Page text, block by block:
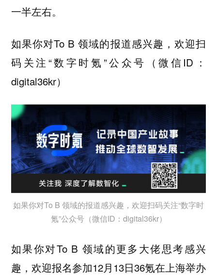
一半左右。
如果你对To B 领域的报道感兴趣，欢迎扫
码关注“数字时氪”公众号（微信ID：
digital36kr）
如果你对To B 领域的报道感兴趣，欢迎扫码关注“数字时
氪”公众号（微信ID：digital36kr）
如果你对To B 领域的更多大佬思考感兴
趣，欢迎报名参加12月13日36氪在上海举办